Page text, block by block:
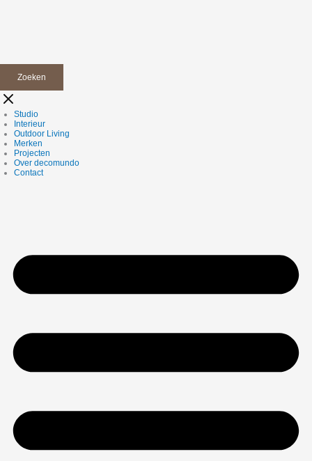
Zoeken
Studio
Interieur
Outdoor Living
Merken
Projecten
Over decomundo
Contact